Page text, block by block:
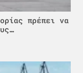
πρέπει να